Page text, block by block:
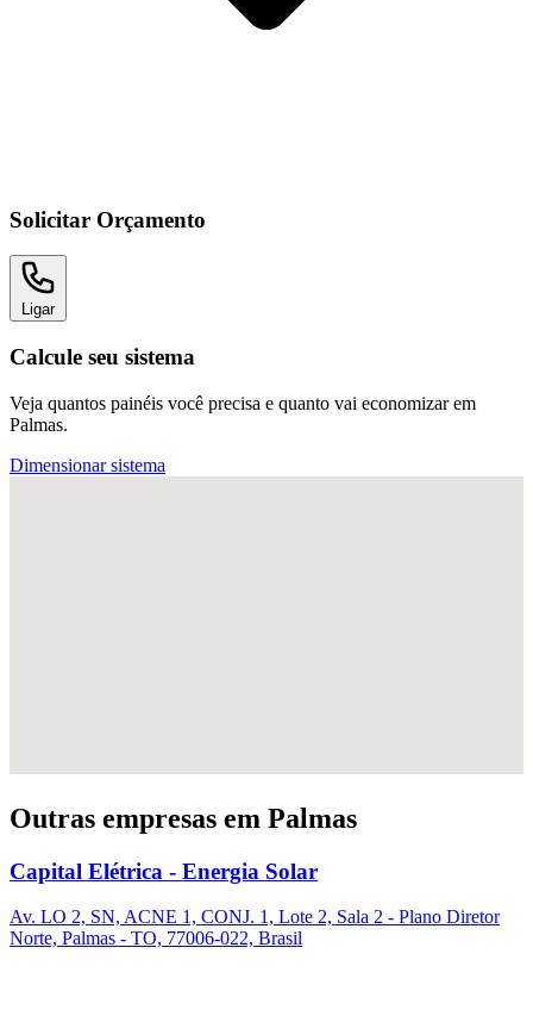
Solicitar Orçamento
Ligar
Calcule seu sistema
Veja quantos painéis você precisa e quanto vai economizar em
Palmas.
Dimensionar sistema
Outras empresas em Palmas
Capital Elétrica - Energia Solar
Av. LO 2, SN, ACNE 1, CONJ. 1, Lote 2, Sala 2 - Plano Diretor
Norte, Palmas - TO, 77006-022, Brasil